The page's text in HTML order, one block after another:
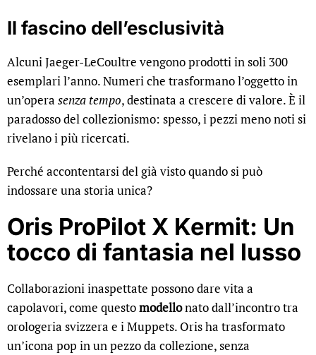
Il fascino dell’esclusività
Alcuni Jaeger-LeCoultre vengono prodotti in soli 300
esemplari l’anno. Numeri che trasformano l’oggetto in
un’opera senza tempo, destinata a crescere di valore. È il
paradosso del collezionismo: spesso, i pezzi meno noti si
rivelano i più ricercati.
Perché accontentarsi del già visto quando si può
indossare una storia unica?
Oris ProPilot X Kermit: Un
tocco di fantasia nel lusso
Collaborazioni inaspettate possono dare vita a
capolavori, come questomodellonato dall’incontro tra
orologeria svizzera e i Muppets. Oris ha trasformato
un’icona pop in un pezzo da collezione, senza